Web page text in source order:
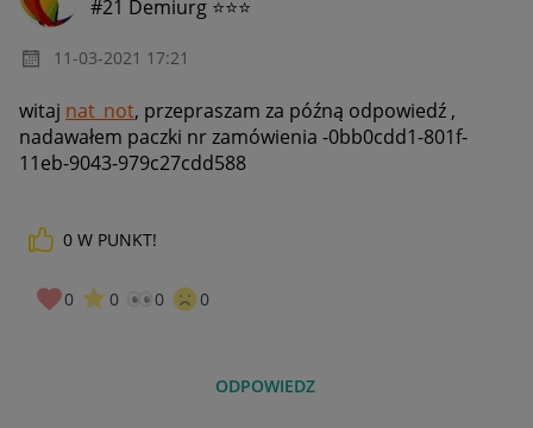
#21 Demiurg ⭐⭐⭐
‎11-03-2021 17:21
witaj nat_not, przepraszam za późną odpowiedź ,
nadawałem paczki nr zamówienia -0bb0cdd1-801f-
11eb-9043-979c27cdd588
0 W PUNKT!
0 0 0 0
ODPOWIEDZ